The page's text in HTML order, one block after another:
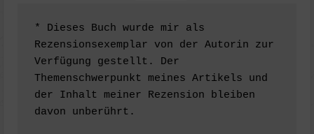
* Dieses Buch wurde mir als
Rezensionsexemplar von der Autorin zur
Verfügung gestellt. Der
Themenschwerpunkt meines Artikels und
der Inhalt meiner Rezension bleiben
davon unberührt.